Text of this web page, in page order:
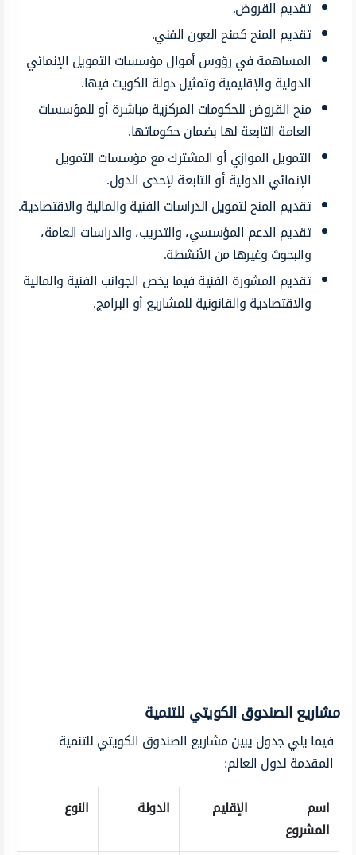
تقديم القروض.
تقديم المنح كمنح العون الفني.
المساهمة في رؤوس أموال مؤسسات التمويل الإنمائي
الدولية والإقليمية وتمثيل دولة الكويت فيها.
منح القروض للحكومات المركزية مباشرة أو للمؤسسات
العامة التابعة لها بضمان حكوماتها.
التمويل الموازي أو المشترك مع مؤسسات التمويل
الإنمائي الدولية أو التابعة لإحدى الدول.
تقديم المنح لتمويل الدراسات الفنية والمالية والاقتصادية.
تقديم الدعم المؤسسي، والتدريب، والدراسات العامة،
والبحوث وغيرها من الأنشطة.
تقديم المشورة الفنية فيما يخص الجوانب الفنية والمالية
والاقتصادية والقانونية للمشاريع أو البرامج.
مشاريع الصندوق الكويتي للتنمية
فيما يلي جدول يبين مشاريع الصندوق الكويتي للتنمية
المقدمة لدول العالم:
اسم
المشروع
الإقليم الدولة النوع